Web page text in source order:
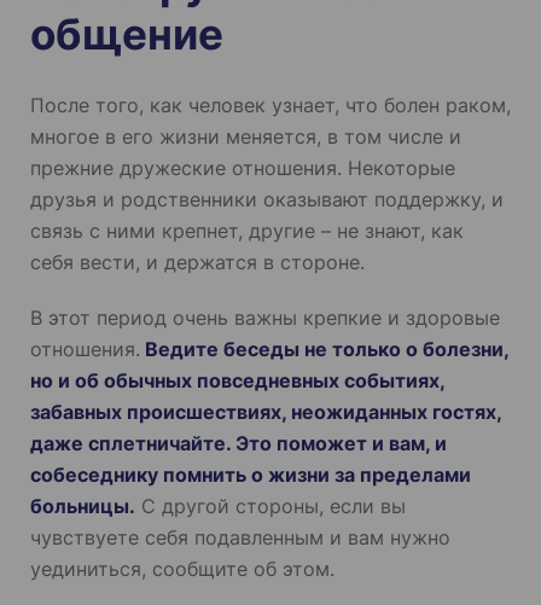
общение
После того, как человек узнает, что болен раком,
многое в его жизни меняется, в том числе и
прежние дружеские отношения. Некоторые
друзья и родственники оказывают поддержку, и
связь с ними крепнет, другие – не знают, как
себя вести, и держатся в стороне.
В этот период очень важны крепкие и здоровые
отношения. Ведите беседы не только о болезни,
но и об обычных повседневных событиях,
забавных происшествиях, неожиданных гостях,
даже сплетничайте. Это поможет и вам, и
собеседнику помнить о жизни за пределами
больницы. С другой стороны, если вы
чувствуете себя подавленным и вам нужно
уединиться, сообщите об этом.